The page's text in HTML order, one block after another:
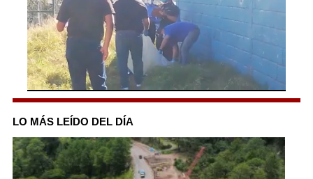
0
of
1
minute,
2
seconds
LO MÁS LEÍDO DEL DÍA